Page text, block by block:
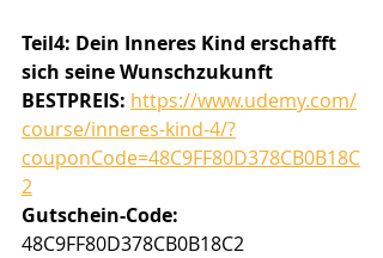
Teil4: Dein Inneres Kind erschafft
sich seine Wunschzukunft
BESTPREIS: https://www.udemy.com/
course/inneres-kind-4/?
couponCode=48C9FF80D378CB0B18C
2
Gutschein-Code:
48C9FF80D378CB0B18C2